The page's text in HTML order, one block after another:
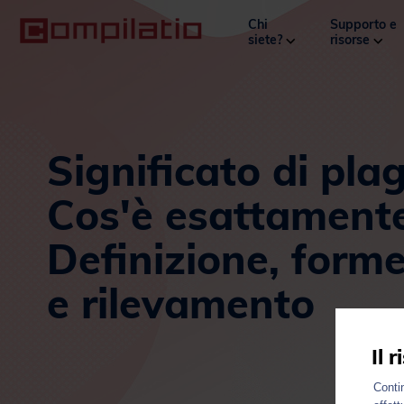
Chi
siete?
Supporto e
risorse
Significato di
Cos'è
Definizione,
e rilevamento
Il